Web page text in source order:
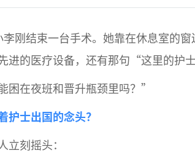
刚结束一台手术。她靠在休息室的
的医疗设备，还有那句“这里的护
在夜班和晋升瓶颈里吗？”
士出国的念头？
刻摇头：